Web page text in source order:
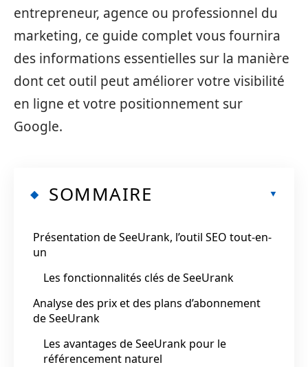
entrepreneur, agence ou professionnel du
marketing, ce guide complet vous fournira
des informations essentielles sur la manière
dont cet outil peut améliorer votre visibilité
en ligne et votre positionnement sur
Google.
SOMMAIRE
Présentation de SeeUrank, l’outil SEO tout-en-
un
Les fonctionnalités clés de SeeUrank
Analyse des prix et des plans d’abonnement
de SeeUrank
Les avantages de SeeUrank pour le
référencement naturel